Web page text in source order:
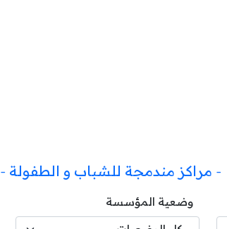
- مراكز مندمجة للشباب و الطفولة -
وضعية المؤسسة